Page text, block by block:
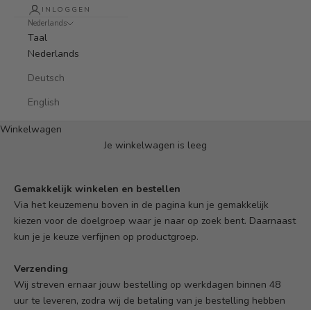
INLOGGEN
Nederlands
Taal
Nederlands
Deutsch
English
Winkelwagen
Je winkelwagen is leeg
Gemakkelijk winkelen en bestellen
Via het keuzemenu boven in de pagina kun je gemakkelijk
kiezen voor de doelgroep waar je naar op zoek bent. Daarnaast
kun je je keuze verfijnen op productgroep.
Verzending
Wij streven ernaar jouw bestelling op werkdagen binnen 48
uur te leveren, zodra wij de betaling van je bestelling hebben